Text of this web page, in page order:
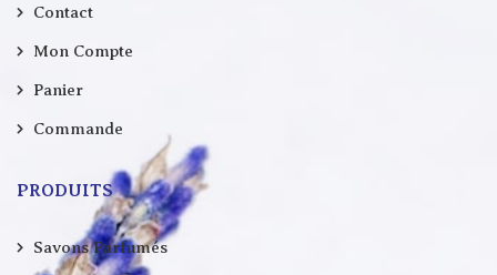
Contact
Mon Compte
Panier
Commande
PRODUITS
Savons Parfumés